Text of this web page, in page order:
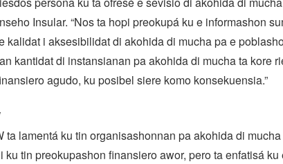
Insular. “Nos ta hopi preokupá ku e informashon
kalidat i aksesibilidat di akohida di mucha pa e
kantidat di instansianan pa akohida di mucha ta kore
agudo, ku posibel siere komo konsekuensia.”
ta lamentá ku tin organisashonnan pa akohida di
ku tin preokupashon finansiero awor, pero ta enfatisá ku